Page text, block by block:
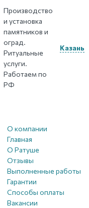
Производство
и установка
памятников и
оград.
Ритуальные
услуги.
Работаем по
РФ
Казань
О компании
Главная
О Ратуше
Отзывы
Выполненные работы
Гарантии
Способы оплаты
Вакансии